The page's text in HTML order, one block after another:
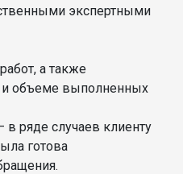
экспертными
а также
и объеме выполненных
ряде случаев клиенту
готова